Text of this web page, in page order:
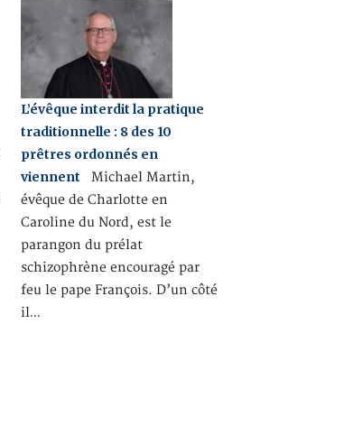
L’évêque interdit la pratique
traditionnelle : 8 des 10
prêtres ordonnés en
viennent Michael Martin,
évêque de Charlotte en
Caroline du Nord, est le
parangon du prélat
schizophrène encouragé par
feu le pape François. D’un côté
il…